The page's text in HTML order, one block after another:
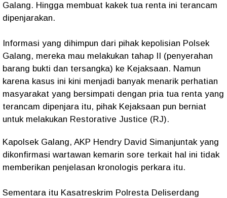
Galang. Hingga membuat kakek tua renta ini terancam
dipenjarakan.
Informasi yang dihimpun dari pihak kepolisian Polsek
Galang, mereka mau melakukan tahap II (penyerahan
barang bukti dan tersangka) ke Kejaksaan. Namun
karena kasus ini kini menjadi banyak menarik perhatian
masyarakat yang bersimpati dengan pria tua renta yang
terancam dipenjara itu, pihak Kejaksaan pun berniat
untuk melakukan Restorative Justice (RJ).
Kapolsek Galang, AKP Hendry David Simanjuntak yang
dikonfirmasi wartawan kemarin sore terkait hal ini tidak
memberikan penjelasan kronologis perkara itu.
Sementara itu Kasatreskrim Polresta Deliserdang